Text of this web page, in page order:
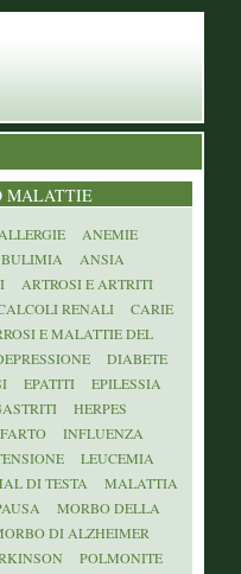
MALATTIE
ALLERGIE
ANEMIE
BULIMIA
ANSIA
ARTROSI E ARTRITI
RENALI
CARIE
E MALATTIE DEL
DIABETE
EPATITI
EPILESSIA
HERPES
INFLUENZA
LEUCEMIA
DI TESTA
MALATTIA
MORBO DELLA
DI ALZHEIMER
POLMONITE